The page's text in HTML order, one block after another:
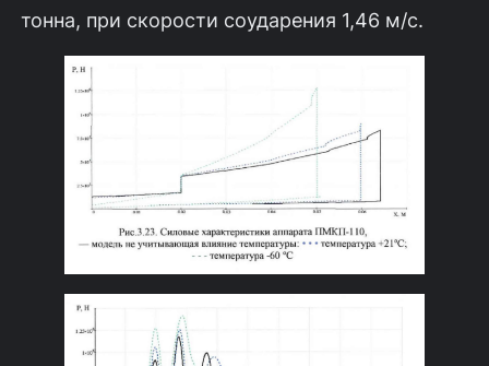
тонна, при скорости соударения 1,46 м/с.